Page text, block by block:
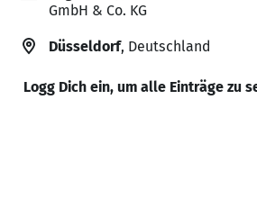
GmbH & Co. KG
Düsseldorf, Deutschland
Logg Dich ein, um alle Einträge zu